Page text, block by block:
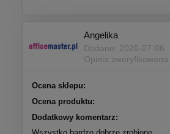
Angelika
Dodano: 2026-07-06
Opinia zweryfikowana
Ocena sklepu:
Ocena produktu:
Dodatkowy komentarz: